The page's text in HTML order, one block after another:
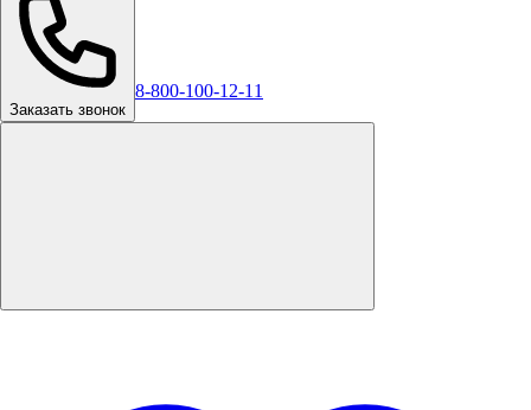
Заказать звонок
8-800-100-12-11